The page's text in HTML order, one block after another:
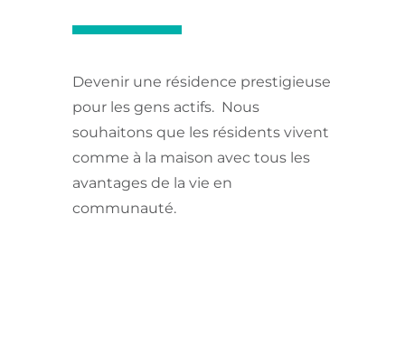
Devenir une résidence prestigieuse
pour les gens actifs. Nous
souhaitons que les résidents vivent
comme à la maison avec tous les
avantages de la vie en
communauté.